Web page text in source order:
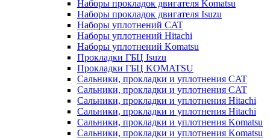
Наборы прокладок двигателя Komatsu
Наборы прокладок двигателя Isuzu
Наборы уплотнений CAT
Наборы уплотнений Hitachi
Наборы уплотнений Komatsu
Прокладки ГБЦ Isuzu
Прокладки ГБЦ KOMATSU
Сальники, прокладки и уплотнения CAT
Сальники, прокладки и уплотнения CAT
Сальники, прокладки и уплотнения Hitachi
Сальники, прокладки и уплотнения Hitachi
Сальники, прокладки и уплотнения Komatsu
Сальники, прокладки и уплотнения Komatsu